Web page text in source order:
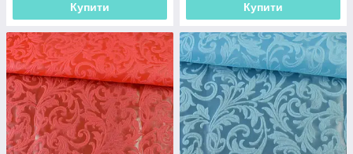
Купити Купити